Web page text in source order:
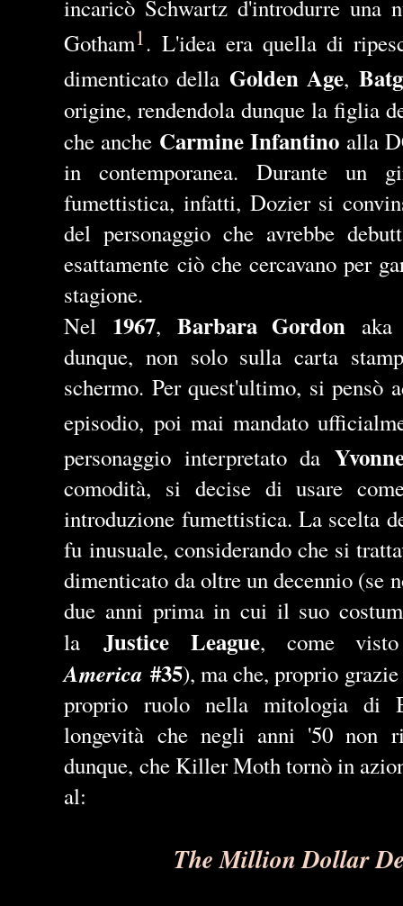
incaricò Schwartz d'introdurre una
Gotham1. L'idea era quella di
dimenticato della Golden Age,
origine, rendendola dunque la figlia
che anche Carmine Infantino alla
in contemporanea. Durante un
fumettistica, infatti, Dozier si
del personaggio che avrebbe
esattamente ciò che cercavano per
stagione.
Nel 1967,Barbara Gordon aka
dunque, non solo sulla carta
schermo. Per quest'ultimo, si pensò
episodio, poi mai mandato
personaggio interpretato da
comodità, si decise di usare
introduzione fumettistica. La scelta
fu inusuale, considerando che si
dimenticato da oltre un decennio (se
due anni prima in cui il suo
laJustice League, come
America #35), ma che, proprio
proprio ruolo nella mitologia di
longevità che negli anni '50 non
dunque, che Killer Moth tornò in
al:
The Million Dollar